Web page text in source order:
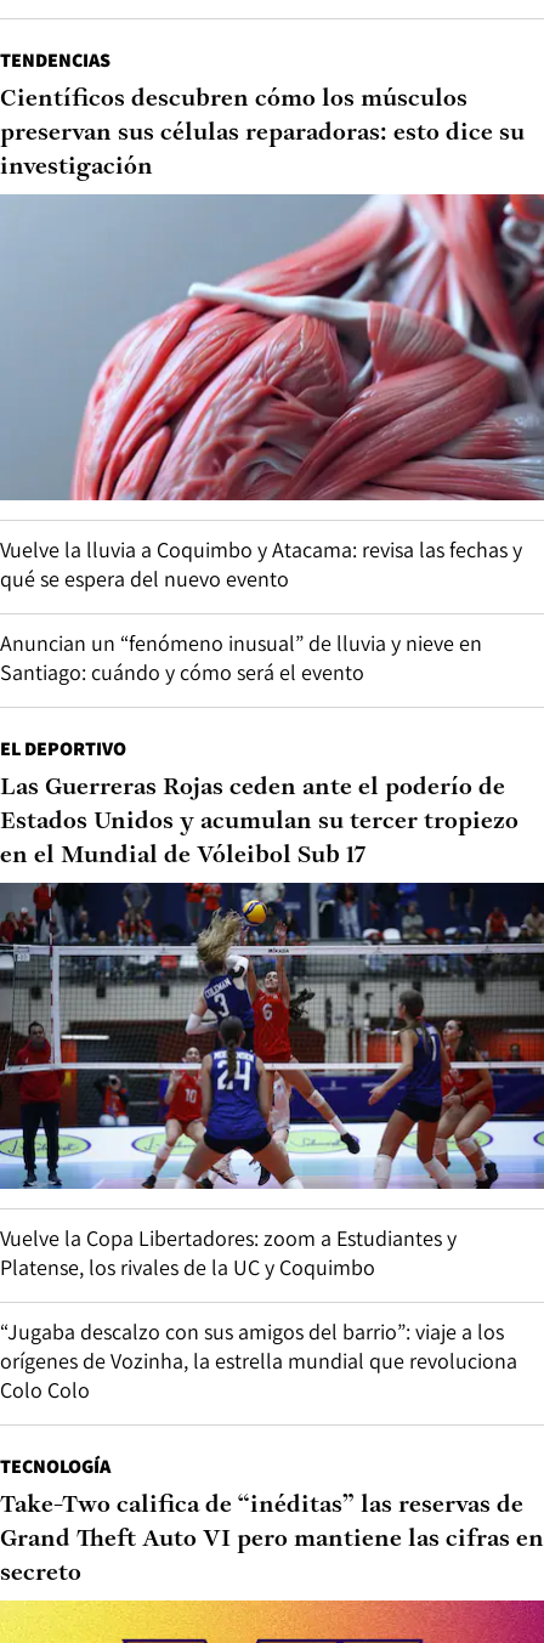
TENDENCIAS
Científicos descubren cómo los músculos
preservan sus células reparadoras: esto dice su
investigación
Vuelve la lluvia a Coquimbo y Atacama: revisa las fechas y
qué se espera del nuevo evento
Anuncian un “fenómeno inusual” de lluvia y nieve en
Santiago: cuándo y cómo será el evento
EL DEPORTIVO
Las Guerreras Rojas ceden ante el poderío de
Estados Unidos y acumulan su tercer tropiezo
en el Mundial de Vóleibol Sub 17
Vuelve la Copa Libertadores: zoom a Estudiantes y
Platense, los rivales de la UC y Coquimbo
“Jugaba descalzo con sus amigos del barrio”: viaje a los
orígenes de Vozinha, la estrella mundial que revoluciona
Colo Colo
TECNOLOGÍA
Take-Two califica de “inéditas” las reservas de
Grand Theft Auto VI pero mantiene las cifras en
secreto